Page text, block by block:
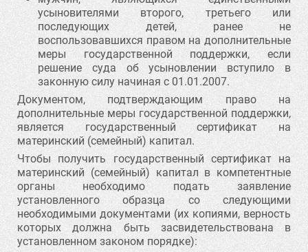
усыновителями второго, третьего или
последующих детей, ранее не
воспользовавшихся правом на дополнительные
меры государственной поддержки, если
решение суда об усыновлении вступило в
законную силу начиная с 01.01.2007.
Документом, подтверждающим право на
дополнительные меры государственной поддержки,
является государственный сертификат на
материнский (семейный) капитал.
Чтобы получить государственный сертификат на
материнский (семейный) капитал в компетентные
органы необходимо подать заявление
установленного образца со следующими
необходимыми документами (их копиями, верность
которых должна быть засвидетельствована в
установленном законом порядке):